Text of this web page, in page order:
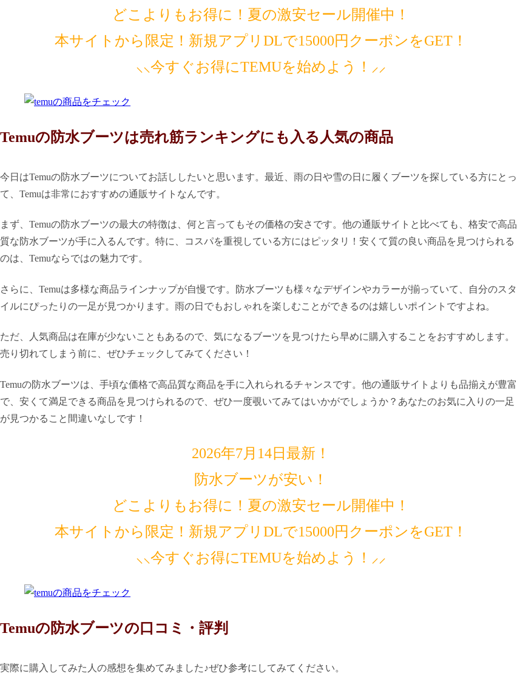
どこよりもお得に！夏の激安セール開催中！
本サイトから限定！新規アプリDLで15000円クーポンをGET！
⸜⸜今すぐお得にTEMUを始めよう！⸝⸝
Temuの防水ブーツは売れ筋ランキングにも入る人気の商品
今日はTemuの防水ブーツについてお話ししたいと思います。最近、雨の日や雪の日に履くブーツを探している方にとっ
て、Temuは非常におすすめの通販サイトなんです。
まず、Temuの防水ブーツの最大の特徴は、何と言ってもその価格の安さです。他の通販サイトと比べても、格安で高品
質な防水ブーツが手に入るんです。特に、コスパを重視している方にはピッタリ！安くて質の良い商品を見つけられる
のは、Temuならではの魅力です。
さらに、Temuは多様な商品ラインナップが自慢です。防水ブーツも様々なデザインやカラーが揃っていて、自分のスタ
イルにぴったりの一足が見つかります。雨の日でもおしゃれを楽しむことができるのは嬉しいポイントですよね。
ただ、人気商品は在庫が少ないこともあるので、気になるブーツを見つけたら早めに購入することをおすすめします。
売り切れてしまう前に、ぜひチェックしてみてください！
Temuの防水ブーツは、手頃な価格で高品質な商品を手に入れられるチャンスです。他の通販サイトよりも品揃えが豊富
で、安くて満足できる商品を見つけられるので、ぜひ一度覗いてみてはいかがでしょうか？あなたのお気に入りの一足
が見つかること間違いなしです！
2026年7月14日最新！
防水ブーツが安い！
どこよりもお得に！夏の激安セール開催中！
本サイトから限定！新規アプリDLで15000円クーポンをGET！
⸜⸜今すぐお得にTEMUを始めよう！⸝⸝
Temuの防水ブーツの口コミ・評判
実際に購入してみた人の感想を集めてみました♪ぜひ参考にしてみてください。